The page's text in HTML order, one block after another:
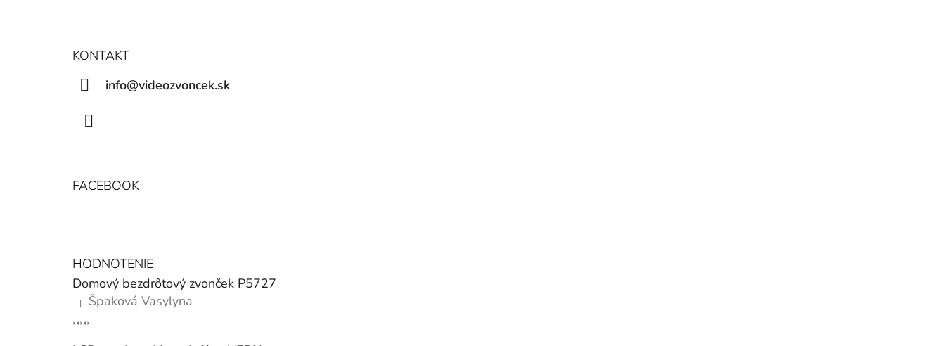
KONTAKT
info@videozvoncek.sk
FACEBOOK
HODNOTENIE
Domový bezdrôtový zvonček P5727
Hodnotenie produktu je 5 z 5 hviezdičiek.
| Špaková Vasylyna
*****